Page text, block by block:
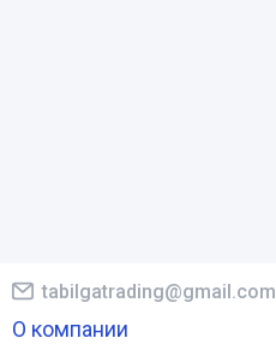
tabilgatrading@gmail.com
О компании